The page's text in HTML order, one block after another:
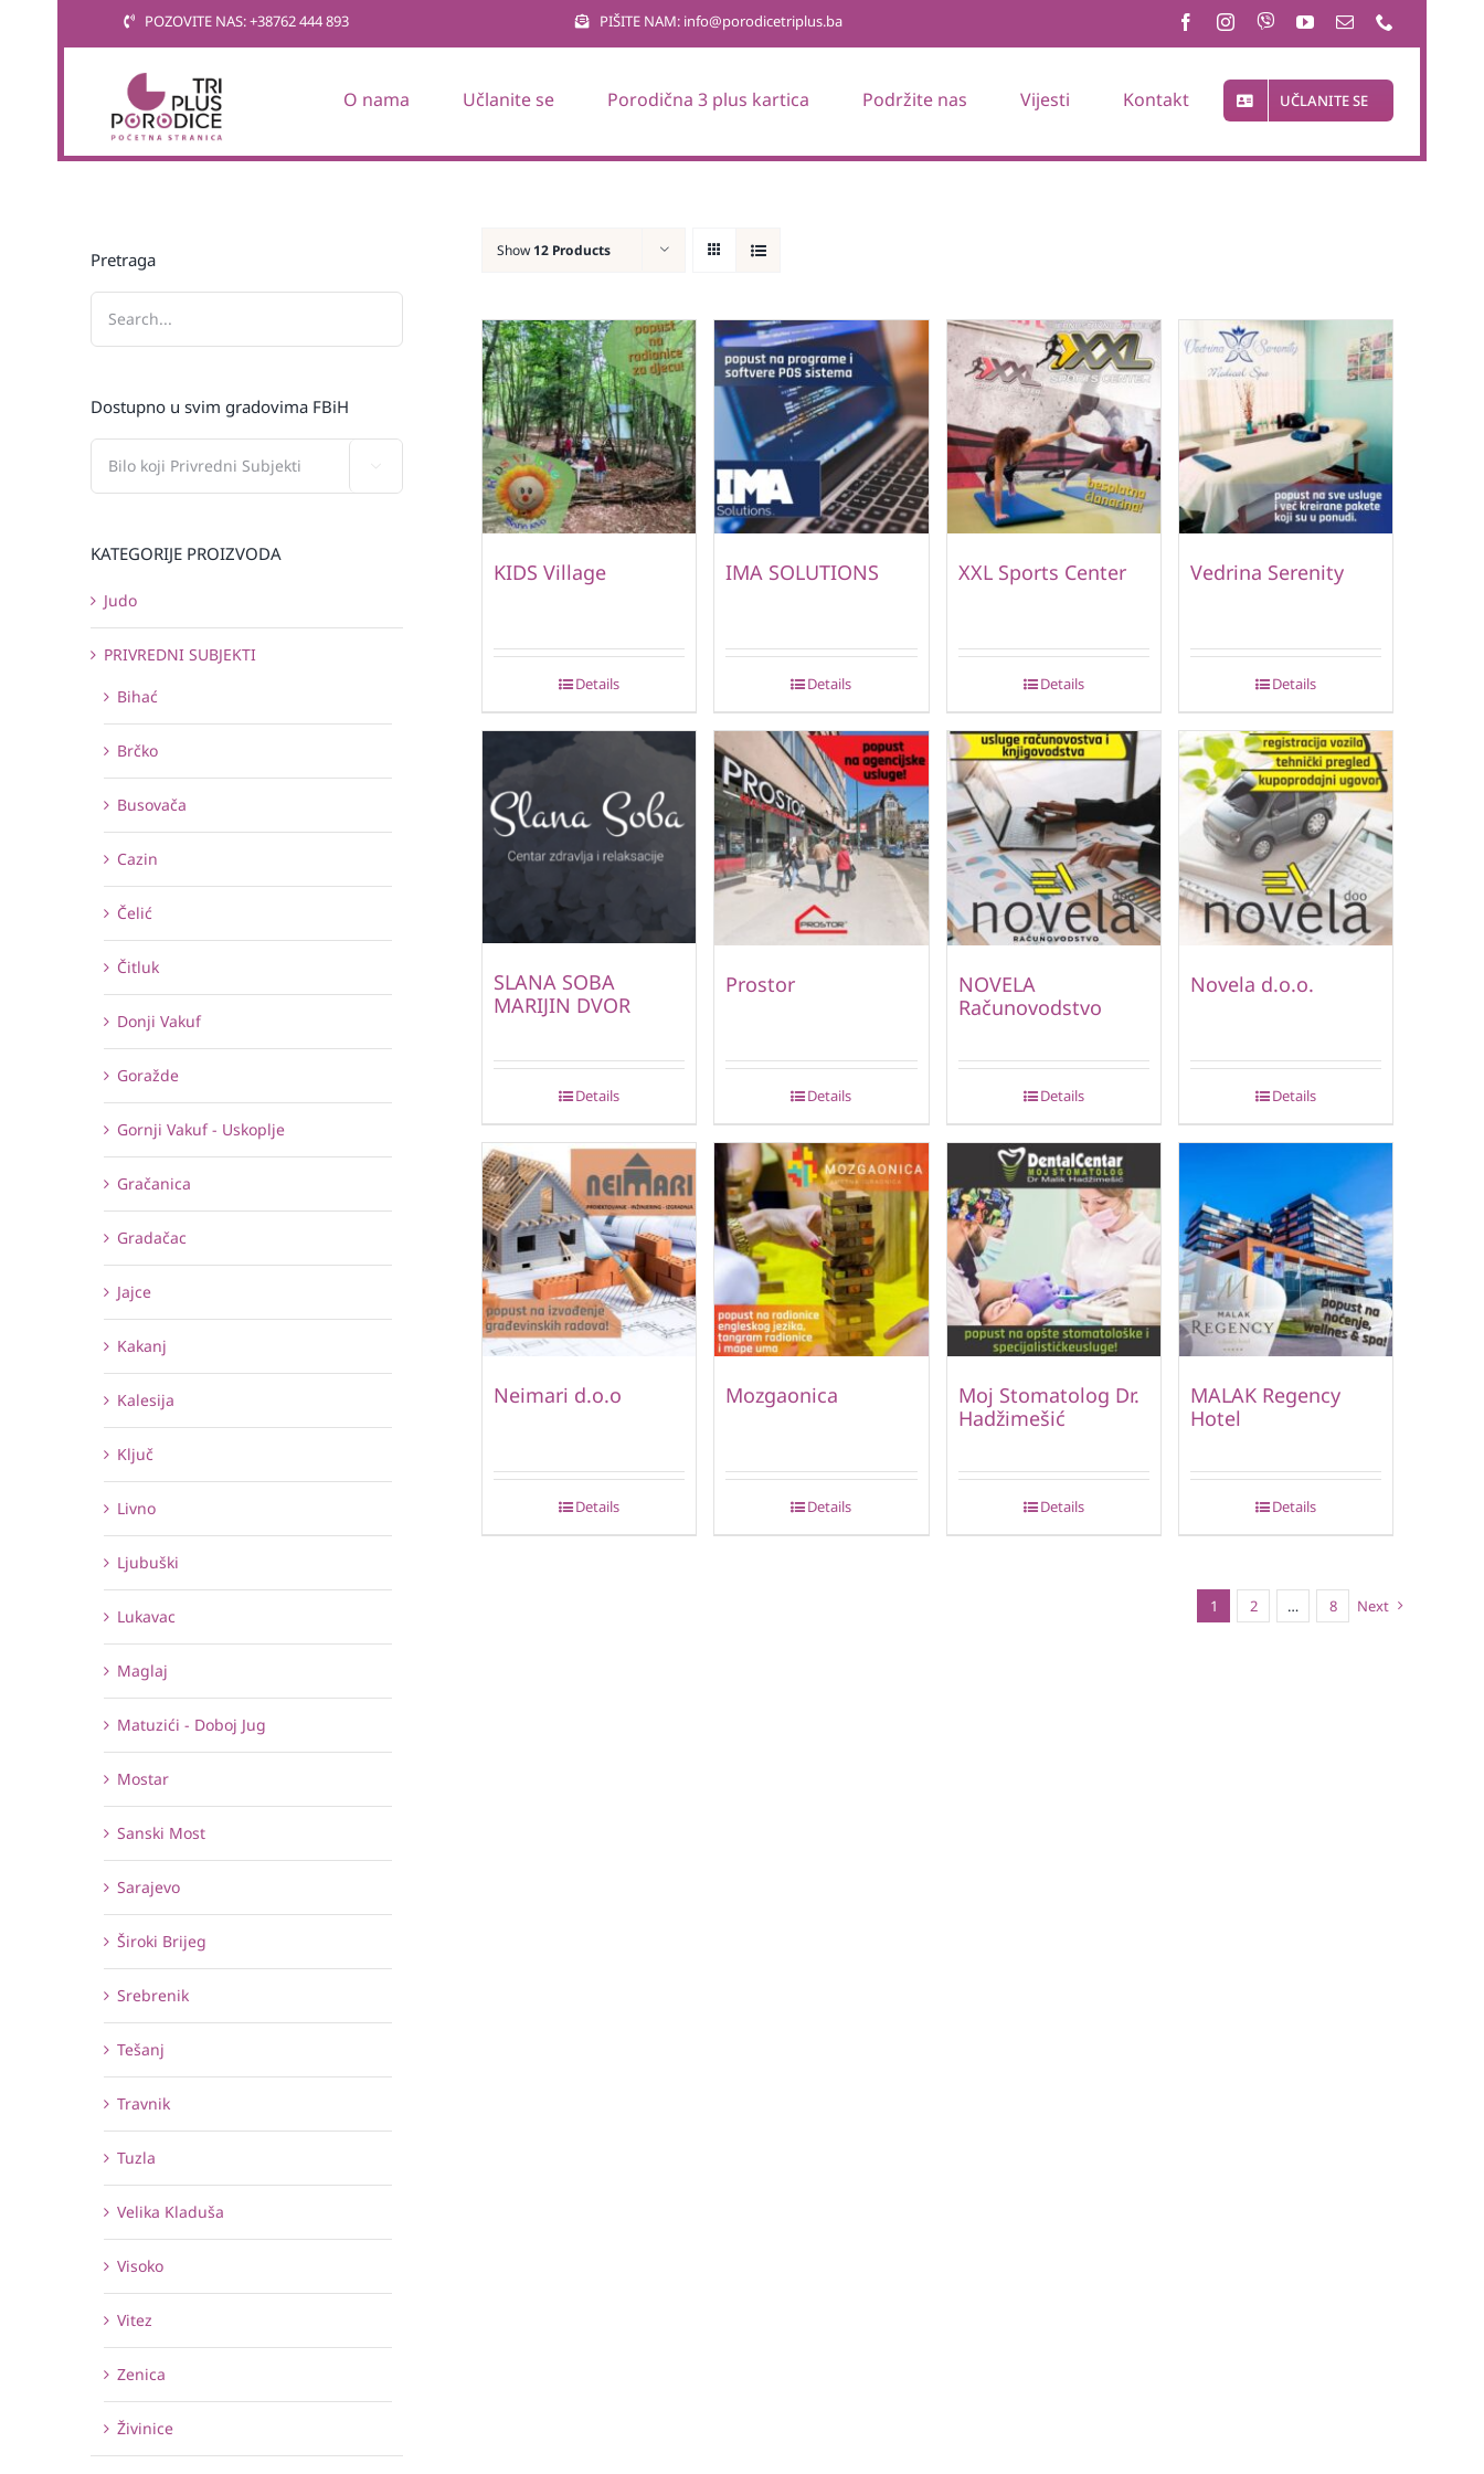
POZOVITE NAS: +38762 444 893 PIŠITE NAM: info@porodicetriplus.ba
O nama Učlanite se Porodična 3 plus kartica Podržite nas Vijesti Kontakt UČLANITE SE
Show 12 Products
KIDS Village
Details
IMA SOLUTIONS
Details
XXL Sports Center
Details
Vedrina Serenity
Details
SLANA SOBA
MARIJIN DVOR
Details
Prostor
Details
NOVELA
Računovodstvo
Details
Novela d.o.o.
Details
Neimari d.o.o
Details
Mozgaonica
Details
Moj Stomatolog Dr.
Hadžimešić
Details
MALAK Regency
Hotel
Details
1 2 … 8 Next
Pretraga
Dostupno u svim gradovima FBiH
KATEGORIJE PROIZVODA
Judo
PRIVREDNI SUBJEKTI
Bihać
Brčko
Busovača
Cazin
Čelić
Čitluk
Donji Vakuf
Goražde
Gornji Vakuf - Uskoplje
Gračanica
Gradačac
Jajce
Kakanj
Kalesija
Ključ
Livno
Ljubuški
Lukavac
Maglaj
Matuzići - Doboj Jug
Mostar
Sanski Most
Sarajevo
Široki Brijeg
Srebrenik
Tešanj
Travnik
Tuzla
Velika Kladuša
Visoko
Vitez
Zenica
Živinice